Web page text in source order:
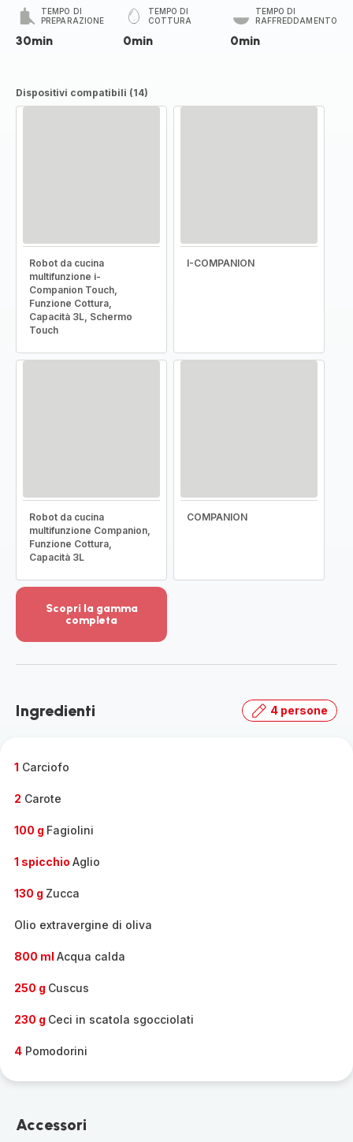
TEMPO DI
PREPARAZIONE
30min
TEMPO DI
COTTURA
0min
TEMPO DI
RAFFREDDAMENTO
0min
Dispositivi compatibili (14)
Robot da cucina
multifunzione i-
Companion Touch,
Funzione Cottura,
Capacità 3L, Schermo
Touch
I-COMPANION
Robot da cucina
multifunzione Companion,
Funzione Cottura,
Capacità 3L
COMPANION
Scopri la gamma
completa
dettagli
la
Ingredienti 4 persone
1 Carciofo
2 Carote
100 g Fagiolini
1 spicchio Aglio
130 g Zucca
Olio extravergine di oliva
800 ml Acqua calda
250 g Cuscus
230 g Ceci in scatola sgocciolati
4 Pomodorini
Accessori